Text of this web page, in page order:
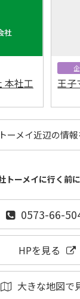
本社工
王子
ーメイ近辺の情
トーメイに行く前
0573-66-
HPを見る
大きな地図で